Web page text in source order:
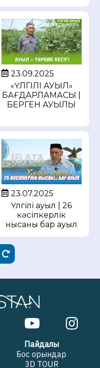
23.09.2025
«ҮЛГІЛІ АУЫЛ»
БАҒДАРЛАМАСЫ |
БЕРГЕН АУЫЛЫ
23.07.2025
Үлгілі ауыл | 26
кәсіпкерлік
нысаны бар ауыл
Пайдалы
Бос орындар
3D TOUR